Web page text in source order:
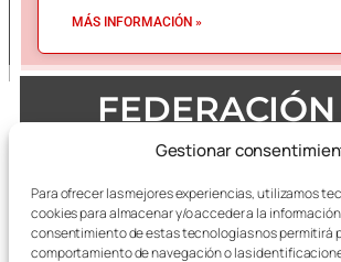
Gestionar
Para ofrecer las mejores experiencias, utilizamos
cookies para almacenar y/o acceder a la
consentimiento de estas tecnologías nos permitirá
comportamiento de navegación o las
MÁS INFORMACIÓN »
EMPRESAS DEL
DE